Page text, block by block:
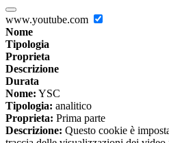
www.youtube.com
Nome
Tipologia
Proprieta
Descrizione
Durata
Nome: YSC
Tipologia: analitico
Proprieta: Prima parte
Descrizione: Questo cookie è